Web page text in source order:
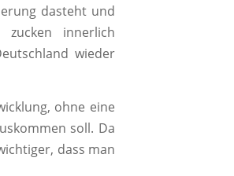
dasteht und
innerlich
wieder
ohne eine
soll. Da
dass man